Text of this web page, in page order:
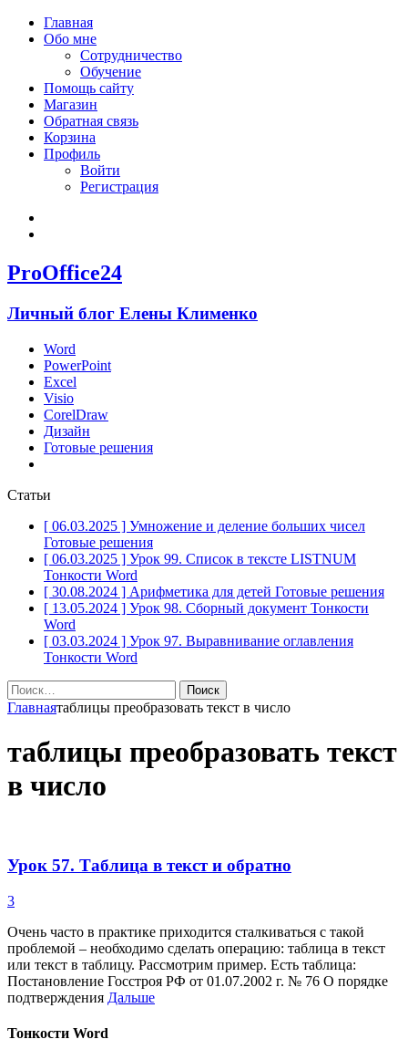
Главная
Обо мне
Сотрудничество
Обучение
Помощь сайту
Магазин
Обратная связь
Корзина
Профиль
Войти
Регистрация
ProOffice24
Личный блог Елены Клименко
Word
PowerPoint
Excel
Visio
CorelDraw
Дизайн
Готовые решения
Статьи
[ 06.03.2025 ] Умножение и деление больших чисел
Готовые решения
[ 06.03.2025 ] Урок 99. Список в тексте LISTNUM
Тонкости Word
[ 30.08.2024 ] Арифметика для детей Готовые решения
[ 13.05.2024 ] Урок 98. Сборный документ Тонкости
Word
[ 03.03.2024 ] Урок 97. Выравнивание оглавления
Тонкости Word
Найти:
Главнаятаблицы преобразовать текст в число
таблицы преобразовать текст
в число
Урок 57. Таблица в текст и обратно
3
Очень часто в практике приходится сталкиваться с такой
проблемой – необходимо сделать операцию: таблица в текст
или текст в таблицу. Рассмотрим пример. Есть таблица:
Постановление Госстроя РФ от 01.07.2002 г. № 76 О порядке
подтверждения Дальше
Тонкости Word